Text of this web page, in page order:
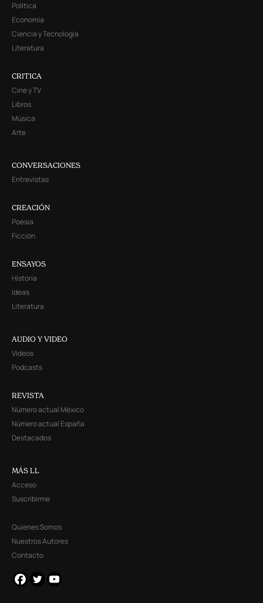
Política
Economía
Ciencia y Tecnología
Literatura
CRITICA
Cine y TV
Libros
Música
Arte
CONVERSACIONES
Entrevistas
CREACIÓN
Poesía
Ficción
ENSAYOS
Historia
Ideas
Literatura
AUDIO Y VIDEO
Videos
Podcasts
REVISTA
Número actual México
Número actual España
Destacados
MÁS LL
Acceso
Suscribirme
Quienes Somos
Nuestros Autores
Contacto